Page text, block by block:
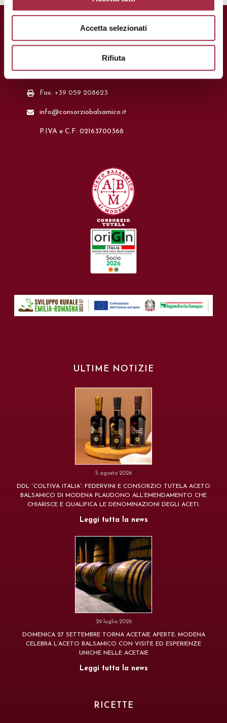
Accetta selezionati
Rifiuta
Via Ganaceto, 113 – 41121 Modena
Fax: +39 059 208623
info@consorziobalsamico.it
P.IVA e C.F: 02163700368
ULTIME NOTIZIE
5 agosto 2026
DDL “COLTIVA ITALIA”: FEDERVINI E CONSORZIO TUTELA ACETO
BALSAMICO DI MODENA PLAUDONO ALL’EMENDAMENTO CHE
CHIARISCE E QUALIFICA LE DENOMINAZIONI DEGLI ACETI.
Leggi tutta la news
29 luglio 2026
DOMENICA 27 SETTEMBRE TORNA ACETAIE APERTE: MODENA
CELEBRA L’ACETO BALSAMICO CON VISITE ED ESPERIENZE
UNICHE NELLE ACETAIE
Leggi tutta la news
RICETTE